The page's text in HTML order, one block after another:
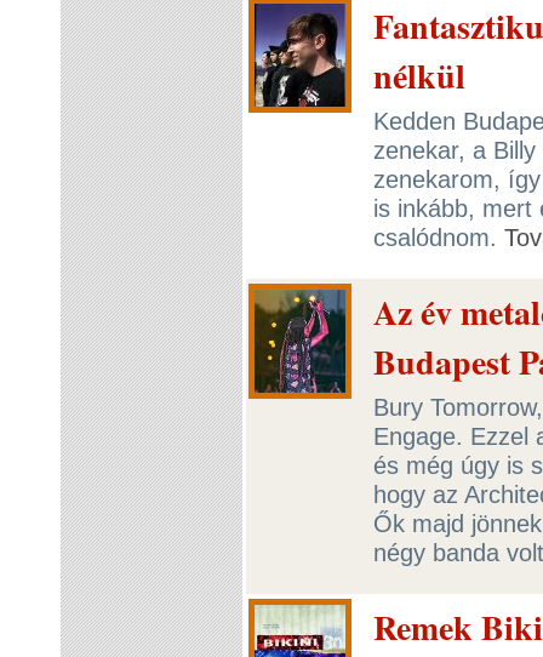
nélkül
Kedden
zenekar, a
zenekarom,
is inkább, mert
csalódnom.
Az év
Budapest
Bury
Engage. Ezzel
és még úgy is
hogy az
Ők majd
négy banda
Remek